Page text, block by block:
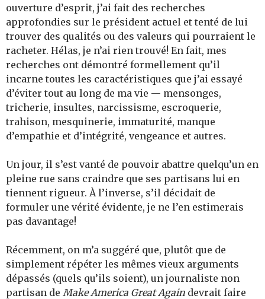
ouverture d’esprit, j’ai fait des recherches
approfondies sur le président actuel et tenté de lui
trouver des qualités ou des valeurs qui pourraient le
racheter. Hélas, je n’ai rien trouvé! En fait, mes
recherches ont démontré formellement qu’il
incarne toutes les caractéristiques que j’ai essayé
d’éviter tout au long de ma vie — mensonges,
tricherie, insultes, narcissisme, escroquerie,
trahison, mesquinerie, immaturité, manque
d’empathie et d’intégrité, vengeance et autres.
Un jour, il s’est vanté de pouvoir abattre quelqu’un en
pleine rue sans craindre que ses partisans lui en
tiennent rigueur. À l’inverse, s’il décidait de
formuler une vérité évidente, je ne l’en estimerais
pas davantage!
Récemment, on m’a suggéré que, plutôt que de
simplement répéter les mêmes vieux arguments
dépassés (quels qu’ils soient), un journaliste non
partisan de Make America Great Again devrait faire